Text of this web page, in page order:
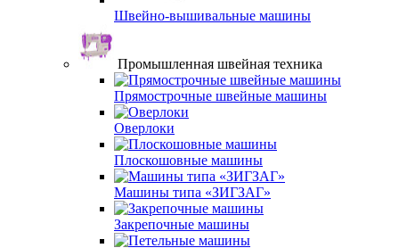
Швейно-вышивальные машины
Промышленная швейная техника
Прямострочные швейные машины
Оверлоки
Плоскошовные машины
Машины типа «ЗИГЗАГ»
Закрепочные машины